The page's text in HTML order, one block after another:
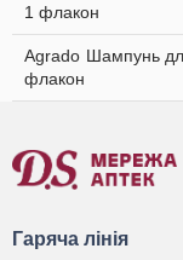
1 флакон
Agrado Шампунь
флакон
Гаряча лінія